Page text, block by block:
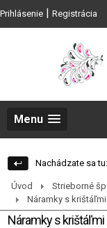
Prihlásenie | Registrácia
Menu
Nachádzate sa tu:
Úvod Strieborné
Náramky s krištáľmi
Náramky s krištáľmi